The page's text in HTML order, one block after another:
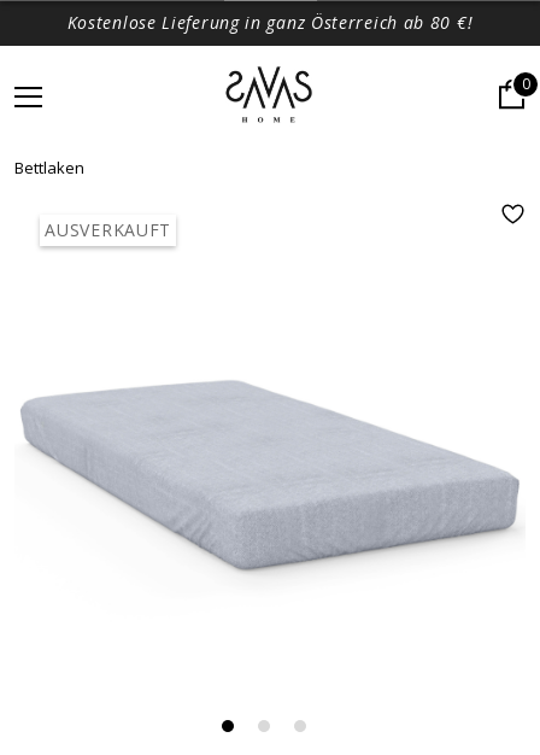
Kostenlose Lieferung in ganz Österreich ab 80 €!
0
Bettlaken
AUSVERKAUFT